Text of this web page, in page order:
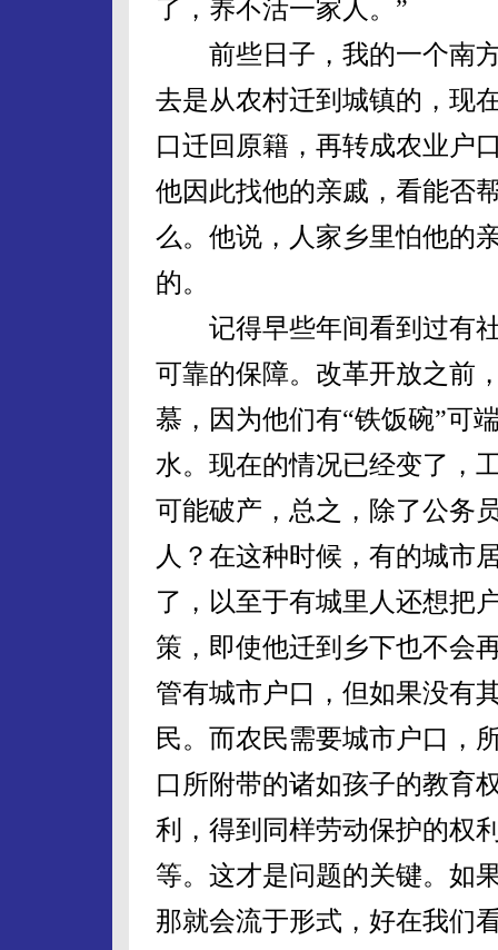
了，养不活一家人。”
前些日子，我的一个南方
去是从农村迁到城镇的，现
口迁回原籍，再转成农业户
他因此找他的亲戚，看能否
么。他说，人家乡里怕他的
的。
记得早些年间看到过有社
可靠的保障。改革开放之前
慕，因为他们有“铁饭碗”可
水。现在的情况已经变了，
可能破产，总之，除了公务
人？在这种时候，有的城市
了，以至于有城里人还想把
策，即使他迁到乡下也不会
管有城市户口，但如果没有
民。而农民需要城市户口，
口所附带的诸如孩子的教育
利，得到同样劳动保护的权
等。这才是问题的关键。如
那就会流于形式，好在我们